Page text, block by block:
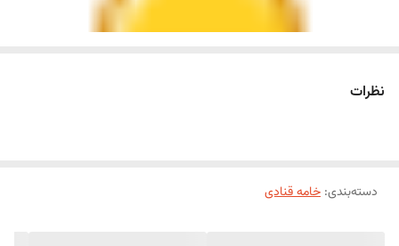
نظرات
دسته‌بندی: خامه قنادی